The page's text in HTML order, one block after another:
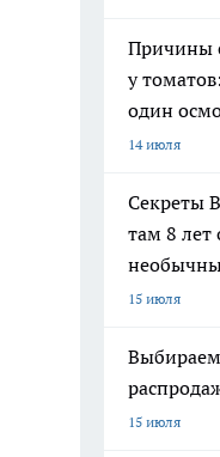
Причины
у
один
14 июля
Секреты
там 8 лет
15 июля
15 июля